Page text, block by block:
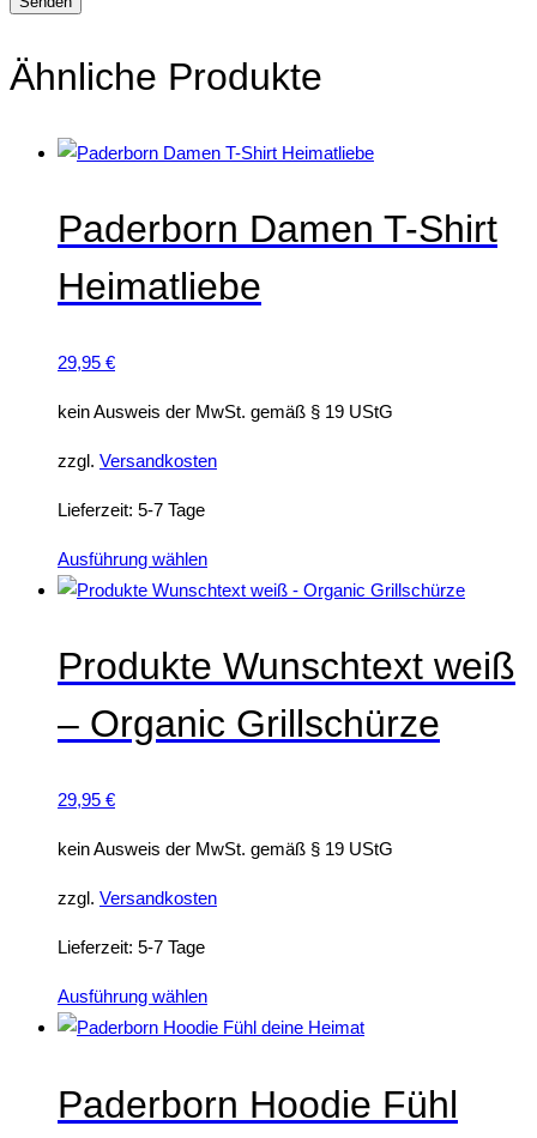
Ähnliche Produkte
Paderborn Damen T-Shirt
Heimatliebe
29,95 €
kein Ausweis der MwSt. gemäß § 19 UStG
zzgl. Versandkosten
Lieferzeit: 5-7 Tage
Ausführung wählenDieses
Produkt
mehrere
Varianten
auf.
Die
auf
Produktseite
Produkte Wunschtext weiß
– Organic Grillschürze
29,95 €
kein Ausweis der MwSt. gemäß § 19 UStG
zzgl. Versandkosten
Lieferzeit: 5-7 Tage
Ausführung wählenDieses
Produkt
mehrere
Varianten
Paderborn Hoodie Fühl